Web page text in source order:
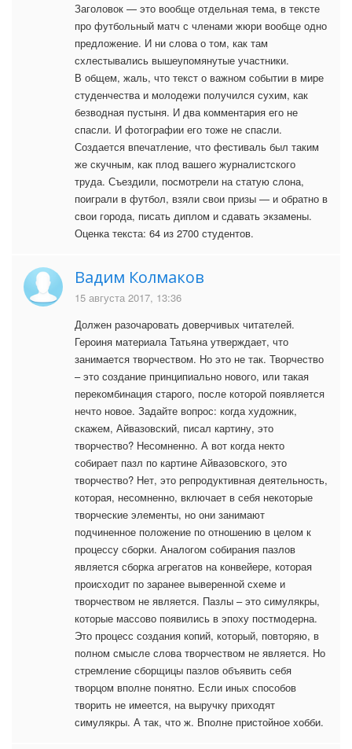
Заголовок — это вообще отдельная тема, в тексте
про футбольный матч с членами жюри вообще одно
предложение. И ни слова о том, как там
схлестывались вышеупомянутые участники.
В общем, жаль, что текст о важном событии в мире
студенчества и молодежи получился сухим, как
безводная пустыня. И два комментария его не
спасли. И фотографии его тоже не спасли.
Создается впечатление, что фестиваль был таким
же скучным, как плод вашего журналистского
труда. Съездили, посмотрели на статую слона,
поиграли в футбол, взяли свои призы — и обратно в
свои города, писать диплом и сдавать экзамены.
Оценка текста: 64 из 2700 студентов.
Вадим Колмаков
15 августа 2017, 13:36
Должен разочаровать доверчивых читателей.
Героиня материала Татьяна утверждает, что
занимается творчеством. Но это не так. Творчество
– это создание принципиально нового, или такая
перекомбинация старого, после которой появляется
нечто новое. Задайте вопрос: когда художник,
скажем, Айвазовский, писал картину, это
творчество? Несомненно. А вот когда некто
собирает пазл по картине Айвазовского, это
творчество? Нет, это репродуктивная деятельность,
которая, несомненно, включает в себя некоторые
творческие элементы, но они занимают
подчиненное положение по отношению в целом к
процессу сборки. Аналогом собирания пазлов
является сборка агрегатов на конвейере, которая
происходит по заранее выверенной схеме и
творчеством не является. Пазлы – это симулякры,
которые массово появились в эпоху постмодерна.
Это процесс создания копий, который, повторяю, в
полном смысле слова творчеством не является. Но
стремление сборщицы пазлов объявить себя
творцом вполне понятно. Если иных способов
творить не имеется, на выручку приходят
симулякры. А так, что ж. Вполне пристойное хобби.